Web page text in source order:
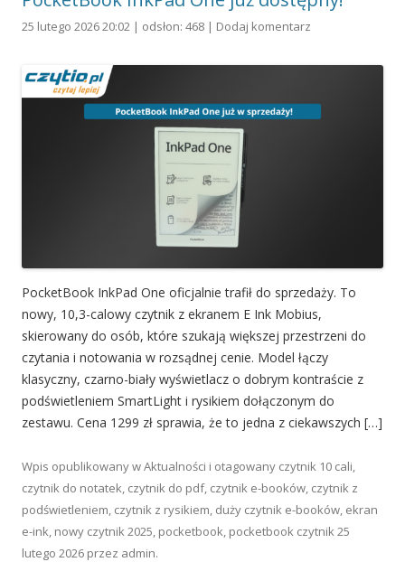
25 lutego 2026 20:02 | odsłon: 468 | Dodaj komentarz
PocketBook InkPad One oficjalnie trafił do sprzedaży. To
nowy, 10,3-calowy czytnik z ekranem E Ink Mobius,
skierowany do osób, które szukają większej przestrzeni do
czytania i notowania w rozsądnej cenie. Model łączy
klasyczny, czarno-biały wyświetlacz o dobrym kontraście z
podświetleniem SmartLight i rysikiem dołączonym do
zestawu. Cena 1299 zł sprawia, że to jedna z ciekawszych […]
Wpis opublikowany wAktualności i otagowany czytnik 10 cali,
czytnik do notatek, czytnik do pdf, czytnik e-booków, czytnik z
podświetleniem, czytnik z rysikiem, duży czytnik e-booków, ekran
e-ink, nowy czytnik 2025, pocketbook, pocketbook czytnik25
lutego 2026 przez admin.